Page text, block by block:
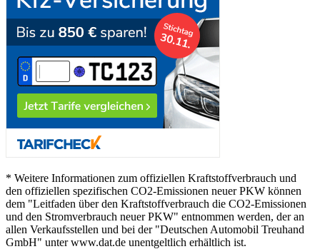
* Weitere Informationen zum offiziellen Kraftstoffverbrauch und
den offiziellen spezifischen CO2-Emissionen neuer PKW können
dem "Leitfaden über den Kraftstoffverbrauch die CO2-Emissionen
und den Stromverbrauch neuer PKW" entnommen werden, der an
allen Verkaufsstellen und bei der "Deutschen Automobil Treuhand
GmbH" unter www.dat.de unentgeltlich erhältlich ist.